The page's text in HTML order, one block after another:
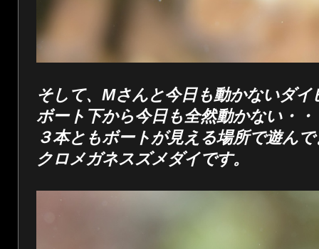
そして、Mさんと今日も動かないダイ
ボート下から今日も全然動かない・・
３本ともボートが見える場所で遊ん
クロメガネスズメダイです。